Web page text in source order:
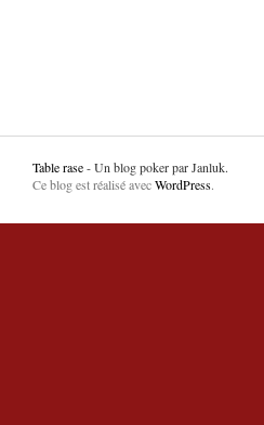
Table rase- Un blog poker par Janluk.
Ce blog est réalisé avecWordPress.